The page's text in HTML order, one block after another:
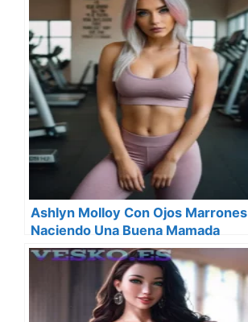
Ashlyn Molloy Con Ojos Marrones
Naciendo Una Buena Mamada